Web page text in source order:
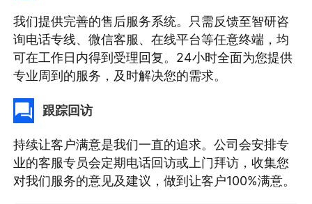
我们提供完善的售后服务系统。只需反馈至智研咨
询电话专线、微信客服、在线平台等任意终端，均
可在工作日内得到受理回复。24小时全面为您提供
专业周到的服务，及时解决您的需求。
跟踪回访
持续让客户满意是我们一直的追求。公司会安排专
业的客服专员会定期电话回访或上门拜访，收集您
对我们服务的意见及建议，做到让客户100%满意。